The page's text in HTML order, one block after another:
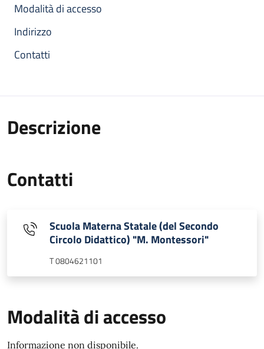
Modalità di accesso
Indirizzo
Contatti
Descrizione
Contatti
Scuola Materna Statale (del Secondo
Circolo Didattico) "M. Montessori"
T 0804621101
Modalità di accesso
Informazione non disponibile.